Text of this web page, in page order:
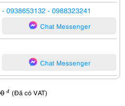
- 0938653132 - 0988323241
Chat Messenger
Chat Messenger
đ (Đã có VAT)